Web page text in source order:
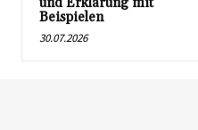
Beispielen
30.07.2026